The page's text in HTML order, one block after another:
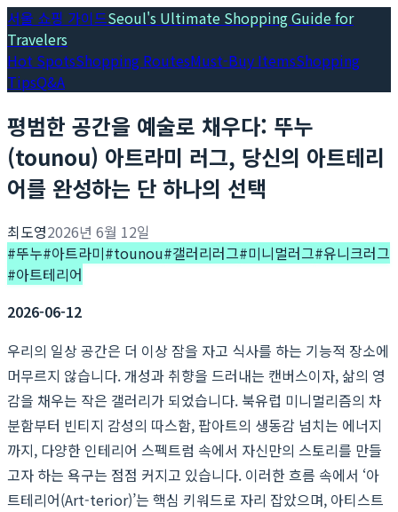
서울 쇼핑 가이드Seoul's Ultimate Shopping Guide for
Travelers
Hot SpotsShopping RoutesMust-Buy ItemsShopping
TipsQ&A
평범한 공간을 예술로 채우다: 뚜누
(tounou) 아트라미 러그, 당신의 아트테리
어를 완성하는 단 하나의 선택
최도영2026년 6월 12일
#뚜누#아트라미#tounou#갤러리러그#미니멀러그#유니크러그
#아트테리어
2026-06-12
우리의 일상 공간은 더 이상 잠을 자고 식사를 하는 기능적 장소에
머무르지 않습니다. 개성과 취향을 드러내는 캔버스이자, 삶의 영
감을 채우는 작은 갤러리가 되었습니다. 북유럽 미니멀리즘의 차
분함부터 빈티지 감성의 따스함, 팝아트의 생동감 넘치는 에너지
까지, 다양한 인테리어 스펙트럼 속에서 자신만의 스토리를 만들
고자 하는 욕구는 점점 커지고 있습니다. 이러한 흐름 속에서 ‘아
트테리어(Art-terior)’는 핵심 키워드로 자리 잡았으며, 아티스트